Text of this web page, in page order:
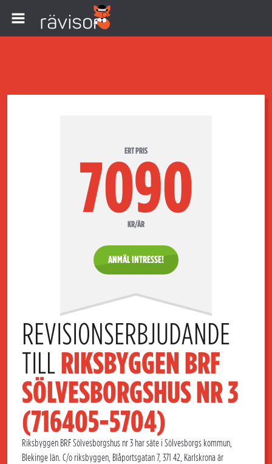
ERT PRIS
7090
KR/ÅR
ANMÄL INTRESSE!
REVISIONSERBJUDANDE
TILL RIKSBYGGEN BRF
SÖLVESBORGSHUS NR 3
(716405-5704)
Riksbyggen BRF Sölvesborgshus nr 3 har säte i Sölvesborgs kommun,
Blekinge län. C/o riksbyggen, Blåportsgatan 7, 371 42, Karlskrona är